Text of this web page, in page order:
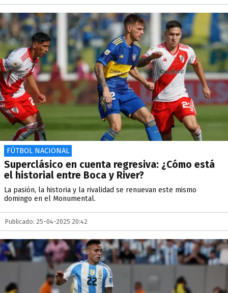
FÚTBOL NACIONAL
Superclásico en cuenta regresiva: ¿Cómo está
el historial entre Boca y River?
La pasión, la historia y la rivalidad se renuevan este mismo
domingo en el Monumental.
Publicado: 25-04-2025 20:42